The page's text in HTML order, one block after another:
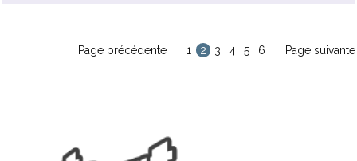
Page précédente 1 2 3 4 5 6 Page suivante